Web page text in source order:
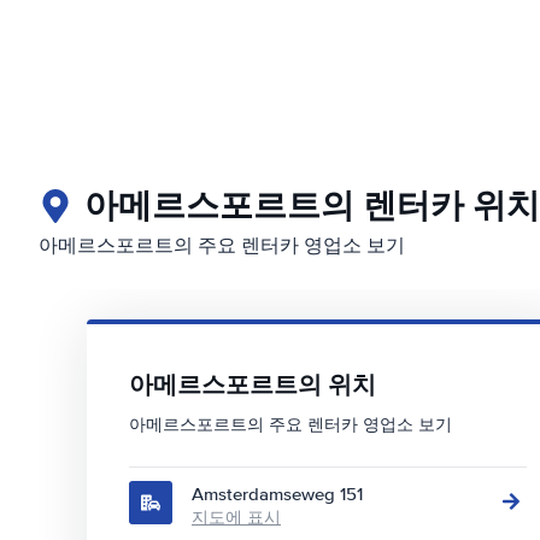
아메르스포르트의 렌터카 위
아메르스포르트의 주요 렌터카 영업소 보기
아메르스포르트의 위치
아메르스포르트의 주요 렌터카 영업소 보기
Amsterdamseweg 151
지도에 표시